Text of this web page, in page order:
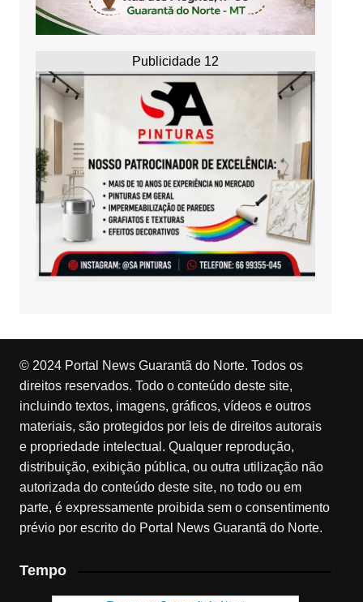
Publicidade 12
© 2024 Portal News Guarantã do Norte. Todos os
direitos reservados. Todo o conteúdo deste site,
incluindo textos, imagens, gráficos, vídeos e outros
materiais, são protegidos por leis de direitos autorais
e propriedade intelectual. Qualquer reprodução,
distribuição, exibição pública, ou outra utilização não
autorizada do conteúdo deste site, no todo ou em
parte, é expressamente proibida sem o consentimento
prévio por escrito do Portal News Guarantã do Norte.
Tempo